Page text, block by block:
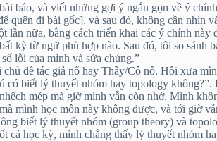
báo, và viết những gợi ý ngắn gọn về ý
quên đi bài gốc], và sau đó, không cần nhìn
lần nữa, bằng cách triển khai các ý chính này
kỳ từ ngữ phù hợp nào. Sau đó, tôi so sánh
lỗi của mình và sửa chúng.”
đề tác giả nổ hay Thầy/Cô nổ. Hồi xưa
có biết lý thuyết nhóm hay topology
mép mà giờ mình vẫn còn nhớ. Mình
mình học môn này không được, và tới giờ
biết lý thuyết nhóm (group theory) và
cả học kỳ, mình chẳng thấy lý thuyết nhóm